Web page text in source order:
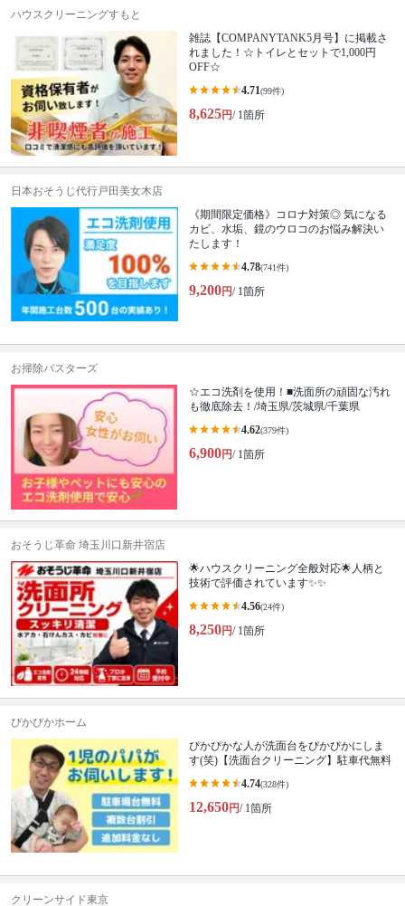
ハウスクリーニングすもと
雑誌【COMPANYTANK5月号】に掲載さ
れました！☆トイレとセットで1,000円
OFF☆
4.71(99件)
8,625円/ 1箇所
日本おそうじ代行戸田美女木店
《期間限定価格》コロナ対策◎ 気になる
カビ、水垢、鏡のウロコのお悩み解決い
たします！
4.78(741件)
9,200円/ 1箇所
お掃除バスターズ
☆エコ洗剤を使用！■洗面所の頑固な汚れ
も徹底除去！/埼玉県/茨城県/千葉県
4.62(379件)
6,900円/ 1箇所
おそうじ革命 埼玉川口新井宿店
🌟ハウスクリーニング全般対応🌟人柄と
技術で評価されています✨✨
4.56(24件)
8,250円/ 1箇所
ぴかぴかホーム
ぴかぴかな人が洗面台をぴかぴかにしま
す(笑)【洗面台クリーニング】駐車代無料
4.74(328件)
12,650円/ 1箇所
クリーンサイド東京